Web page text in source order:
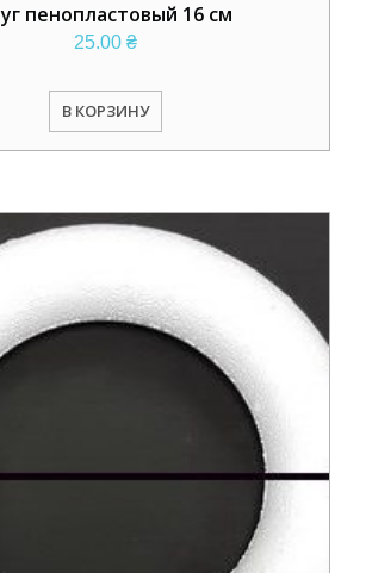
пенопластовый 16 см
25.00 ₴
В КОРЗИНУ